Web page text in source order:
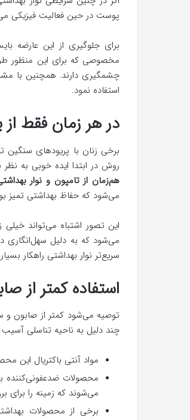
پوست در حین فعالیت فیزیکی
برای جلوگیری از این عارضه
مخصوصی که برای این منظور
چشمگیری دارند. همچنین با
استفاده نمود.
در هر زمان فقط
برخی زنان با پریودهای سنگین
روش در ابتدا ایده خوبی به نظر
هم‌زمان از تامپون و نوار
می‌شود که حفاظ بهداشتی تمیز
این تصور اشتباه می‌تواند خیلی
می‌شود که به دلیل سهل‌انگاری
سریع‌تر نوار بهداشتی راهکار
استفاده کمتر از
توصیه می‌شود کمتر از صابون
چند دلیل به ناحیه تناسلی
مواد آنتی باکتریال این
محصولات ضدعفونی‌کننده
می‌شوند که زمینه را برای
برخی از محصولات